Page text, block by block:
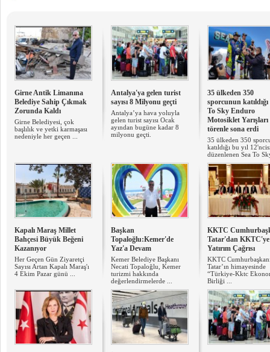
Girne Antik Limanına
Belediye Sahip Çıkmak
Zorunda Kaldı
Girne Belediyesi, çok
başlılık ve yetki karmaşası
nedeniyle her geçen ...
Antalya'ya gelen turist
sayısı 8 Milyonu geçti
Antalya’ya hava yoluyla
gelen turist sayısı Ocak
ayından bugüne kadar 8
milyonu geçti.
35 ülkeden 350
sporcunun katıldığı
To Sky Enduro
Motosiklet Yarışları
törenle sona erdi
35 ülkeden 350
katıldığı bu yıl
düzenlenen Sea To
Kapalı Maraş Millet
Bahçesi Büyük Beğeni
Kazanıyor
Her Geçen Gün Ziyaretçi
Sayısı Artan Kapalı Maraş'ı
4 Ekim Pazar günü ...
Başkan
Topaloğlu:Kemer'de
Yaz'a Devam
Kemer Belediye Başkanı
Necati Topaloğlu, Kemer
turizmi hakkında
değerlendirmelerde ...
KKTC
Tatar'dan KKTC'ye
Yatırım Çağrısı
KKTC
Tatar’ın himayesinde
“Türkiye-Kktc
Birliği ...